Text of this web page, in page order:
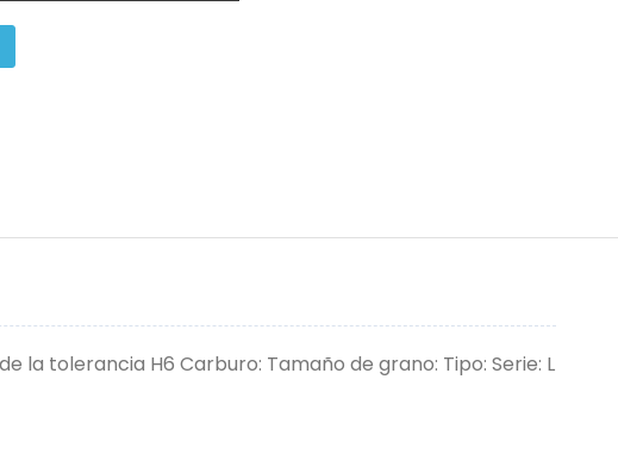
la tolerancia H6 Carburo: Tamaño de grano: Tipo: Serie: L